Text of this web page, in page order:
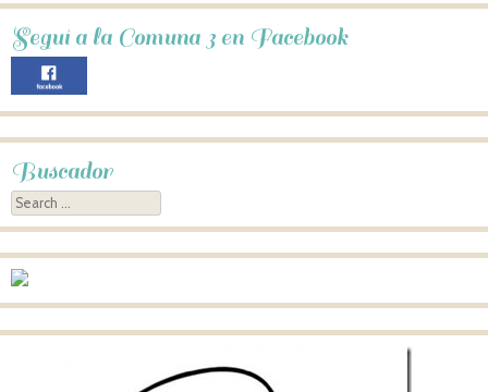
Seguí a la Comuna 3 en Facebook
Buscador
Search